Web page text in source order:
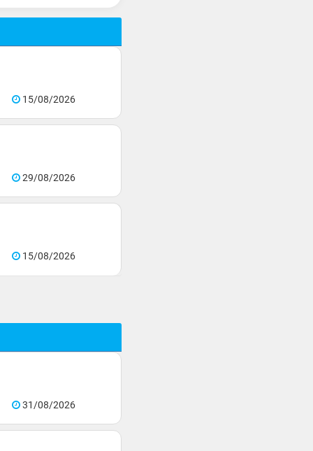
15/08/2026
29/08/2026
15/08/2026
31/08/2026